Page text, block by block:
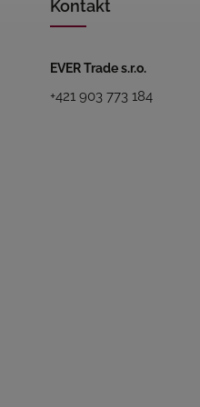
Kontakt
EVER Trade s.r.o.
+421 903 773 184